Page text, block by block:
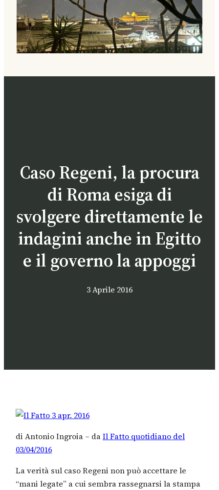
Caso Regeni, la procura
di Roma esiga di
svolgere direttamente le
indagini anche in Egitto
e il governo la appoggi
3 Aprile 2016
di Antonio Ingroia – daIl Fatto quotidiano del
03/04/2016
La verità sul caso Regeni non può accettare le
“mani legate” a cui sembra rassegnarsi la stampa